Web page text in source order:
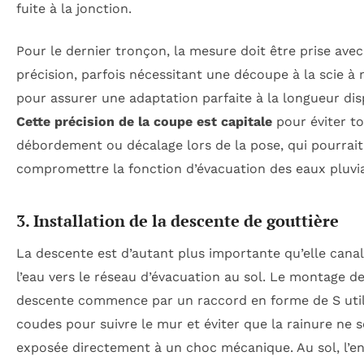
fuite à la jonction.
Pour le dernier tronçon, la mesure doit être prise avec
précision, parfois nécessitant une découpe à la scie à
pour assurer une adaptation parfaite à la longueur
Cette précision de la coupe est capitale pour éviter
débordement ou décalage lors de la pose, qui pourrait
compromettre la fonction d’évacuation des eaux
3. Installation de la descente de gouttière
La descente est d’autant plus importante qu’elle
l’eau vers le réseau d’évacuation au sol. Le montage
descente commence par un raccord en forme de S
coudes pour suivre le mur et éviter que la rainure ne
exposée directement à un choc mécanique. Au sol,